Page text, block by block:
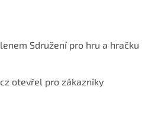
Sdružení pro hru a hračku
otevřel pro zákazníky